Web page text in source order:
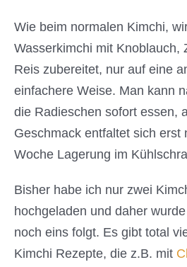
Wie beim normalen Kimchi,
Wasserkimchi mit Knoblauch,
Reis zubereitet, nur auf eine
einfachere Weise. Man kann
die Radieschen sofort essen,
Geschmack entfaltet sich erst
Woche Lagerung im
Bisher habe ich nur zwei
hochgeladen und daher
noch eins folgt. Es gibt total
Kimchi Rezepte, die z.B. mit